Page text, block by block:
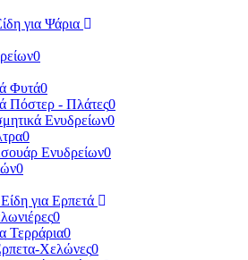
για Ψάρια
0
Φυτά0
Πόστερ - Πλάτες0
Ενυδρείων0
0
Ενυδρείων0
0
Είδη για Ερπετά
0
Τερράρια0
Χελώνες0